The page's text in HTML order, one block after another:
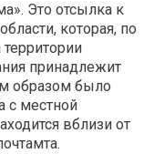
Это отсылка к
которая, по
территории
принадлежит
образом было
с местной
вблизи от